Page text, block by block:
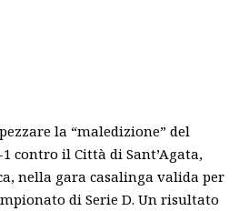
la “maledizione” del
contro il Città di Sant’Agata,
nella gara casalinga valida per
di Serie D. Un risultato